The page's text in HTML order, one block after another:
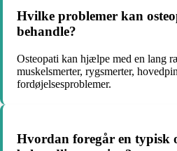
Hvilke problemer kan
behandle?
Osteopati kan hjælpe med en lang
muskelsmerter, rygsmerter,
fordøjelsesproblemer.
Hvordan foregår en typisk